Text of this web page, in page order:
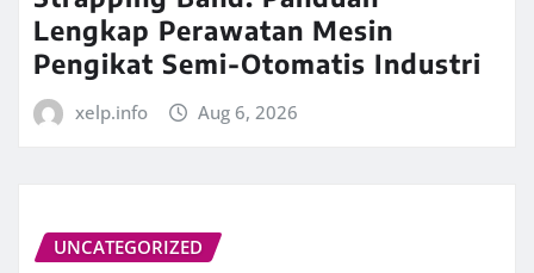
Lengkap Perawatan Mesin
Pengikat Semi-Otomatis Industri
xelp.info Aug 6, 2026
UNCATEGORIZED